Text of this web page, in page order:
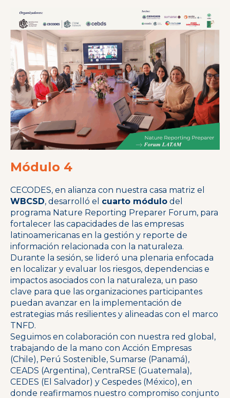
Módulo 4
CECODES, en alianza con nuestra casa matriz el
WBCSD, desarrolló el cuarto módulo del
programa Nature Reporting Preparer Forum, para
fortalecer las capacidades de las empresas
latinoamericanas en la gestión y reporte de
información relacionada con la naturaleza.
Durante la sesión, se lideró una plenaria enfocada
en localizar y evaluar los riesgos, dependencias e
impactos asociados con la naturaleza, un paso
clave para que las organizaciones participantes
puedan avanzar en la implementación de
estrategias más resilientes y alineadas con el marco
TNFD.
Seguimos en colaboración con nuestra red global,
trabajando de la mano con Acción Empresas
(Chile), Perú Sostenible, Sumarse (Panamá),
CEADS (Argentina), CentraRSE (Guatemala),
CEDES (El Salvador) y Cespedes (México), en
donde reafirmamos nuestro compromiso conjunto